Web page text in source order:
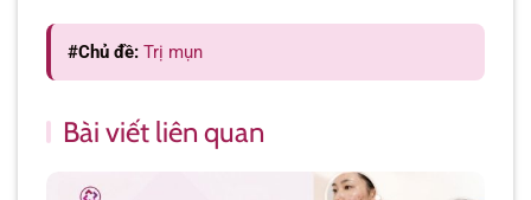
#Chủ đề: Trị mụn
Bài viết liên quan